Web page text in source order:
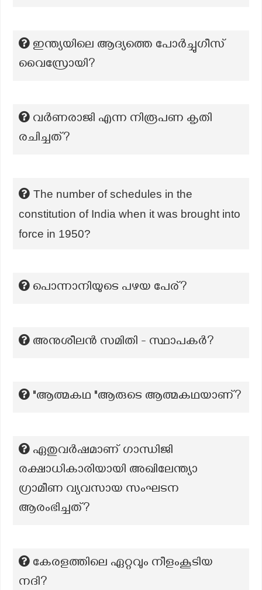
ഇന്ത്യയിലെ ആദ്യത്തെ പോർച്ചുഗീസ്
വൈസ്രോയി?
വർണരാജി എന്ന നിരൂപണ കൃതി
രചിച്ചത്?
The number of schedules in the
constitution of India when it was brought into
force in 1950?
പൊന്നാനിയുടെ പഴയ പേര്?
അനുശീലൻ സമിതി - സ്ഥാപകര്‍?
"ആത്മകഥ "ആരുടെ ആത്മകഥയാണ്?
ഏതുവർഷമാണ് ഗാന്ധിജി
രക്ഷാധികാരിയായി അഖിലേന്ത്യാ
ഗ്രാമീണ വ്യവസായ സംഘടന
ആരംഭിച്ചത്?
കേരളത്തിലെ ഏറ്റവും നീളംകൂടിയ
നദി?